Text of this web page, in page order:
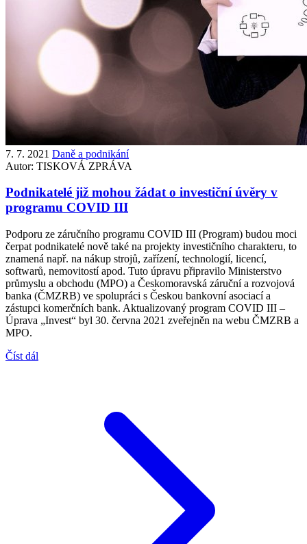
7. 7. 2021 Daně a podnikání
Autor: TISKOVÁ ZPRÁVA
Podnikatelé již mohou žádat o investiční úvěry v
programu COVID III
Podporu ze záručního programu COVID III (Program) budou moci
čerpat podnikatelé nově také na projekty investičního charakteru, to
znamená např. na nákup strojů, zařízení, technologií, licencí,
softwarů, nemovitostí apod. Tuto úpravu připravilo Ministerstvo
průmyslu a obchodu (MPO) a Českomoravská záruční a rozvojová
banka (ČMZRB) ve spolupráci s Českou bankovní asociací a
zástupci komerčních bank. Aktualizovaný program COVID III –
Úprava „Invest“ byl 30. června 2021 zveřejněn na webu ČMZRB a
MPO.
Číst dál